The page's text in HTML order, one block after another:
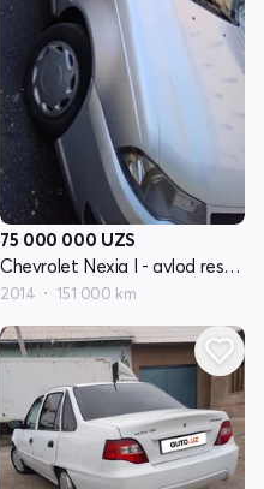
75 000 000 UZS
Chevrolet Nexia I - avlod restayling
2014 151 000 km